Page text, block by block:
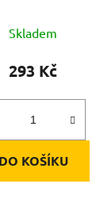
Skladem
293 Kč
DO KOŠÍKU